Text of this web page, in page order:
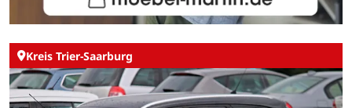
Kreis Trier-Saarburg